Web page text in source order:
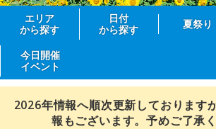
エリア
から探す
日付
から探す
夏祭り
今日開催
イベント
2026年情報へ順次更新しております
報もございます。予めご了承く